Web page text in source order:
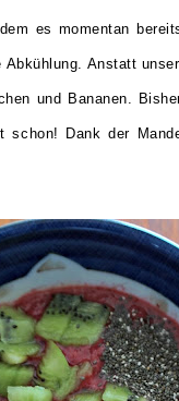
es momentan
Anstatt
und Bananen.
Dank der